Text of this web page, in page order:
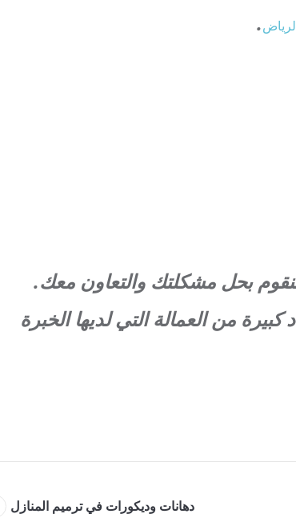
.
من أعداد كبيرة من العمالة التي لديها الخبرة
دهانات وديكورات في ترميم المنازل